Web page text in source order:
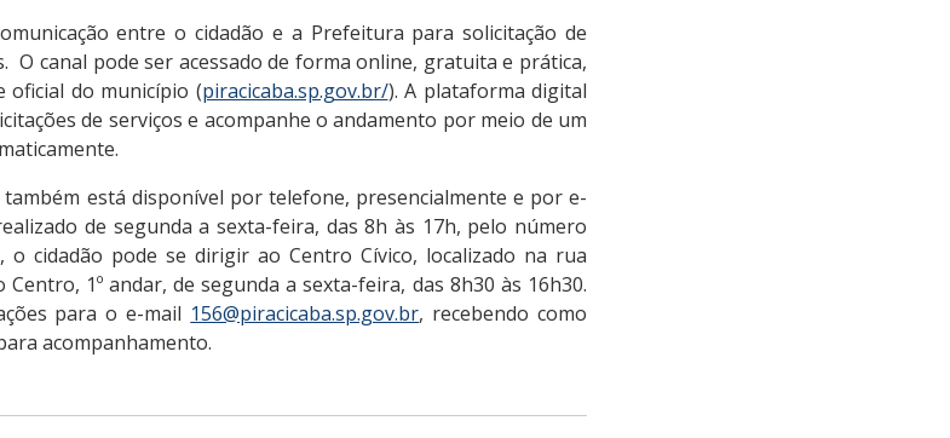
entre o cidadão e a Prefeitura para solicitação de
O canal pode ser acessado de forma online, gratuita e prática,
oficial do município (piracicaba.sp.gov.br/). A plataforma digital
de serviços e acompanhe o andamento por meio de um
está disponível por telefone, presencialmente e por e-
de segunda a sexta-feira, das 8h às 17h, pelo número
o cidadão pode se dirigir ao Centro Cívico, localizado na rua
1º andar, de segunda a sexta-feira, das 8h30 às 16h30.
para o e-mail 156@piracicaba.sp.gov.br, recebendo como
acompanhamento.